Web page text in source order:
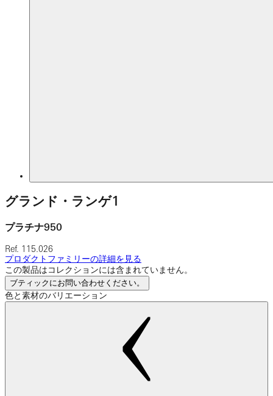
グランド・ランゲ1
プラチナ950
Ref. 115.026
プロダクトファミリーの詳細を見る
この製品はコレクションには含まれていません。
ブティックにお問い合わせください。
色と素材のバリエーション